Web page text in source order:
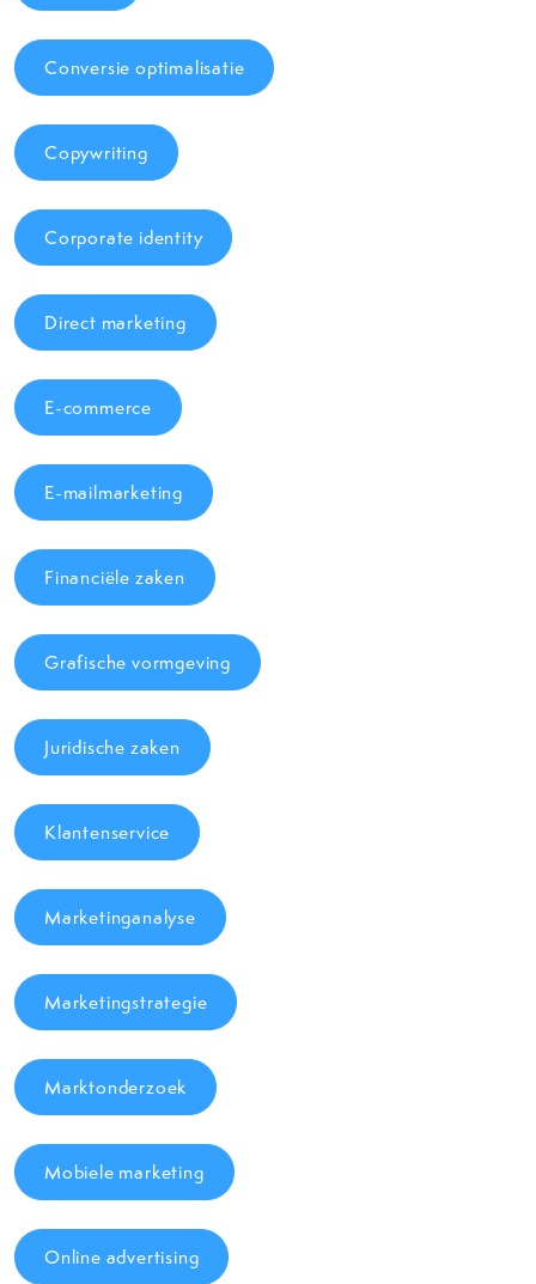
Conversie optimalisatie
Copywriting
Corporate identity
Direct marketing
E-commerce
E-mailmarketing
Financiële zaken
Grafische vormgeving
Juridische zaken
Klantenservice
Marketinganalyse
Marketingstrategie
Marktonderzoek
Mobiele marketing
Online advertising